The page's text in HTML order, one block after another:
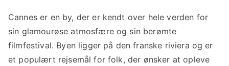
Cannes er en by, der er kendt over hele verden for
sin glamourøse atmosfære og sin berømte
filmfestival. Byen ligger på den franske riviera og er
et populært rejsemål for folk, der ønsker at opleve